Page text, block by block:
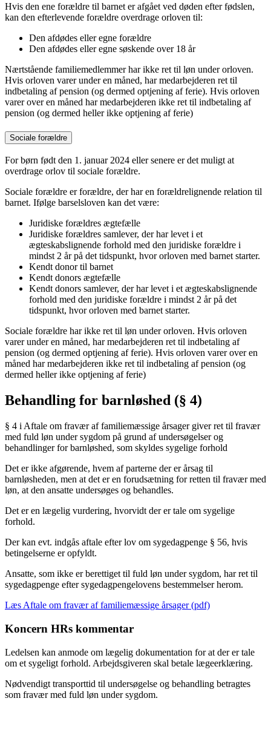
Hvis den ene forældre til barnet er afgået ved døden efter fødslen,
kan den efterlevende forældre overdrage orloven til:
Den afdødes eller egne forældre
Den afdødes eller egne søskende over 18 år
Nærtstående familiemedlemmer har ikke ret til løn under orloven.
Hvis orloven varer under en måned, har medarbejderen ret til
indbetaling af pension (og dermed optjening af ferie). Hvis orloven
varer over en måned har medarbejderen ikke ret til indbetaling af
pension (og dermed heller ikke optjening af ferie)
Sociale forældre
For børn født den 1. januar 2024 eller senere er det muligt at
overdrage orlov til sociale forældre.
Sociale forældre er forældre, der har en forældrelignende relation til
barnet. Ifølge barselsloven kan det være:
Juridiske forældres ægtefælle
Juridiske forældres samlever, der har levet i et
ægteskabslignende forhold med den juridiske forældre i
mindst 2 år på det tidspunkt, hvor orloven med barnet starter.
Kendt donor til barnet
Kendt donors ægtefælle
Kendt donors samlever, der har levet i et ægteskabslignende
forhold med den juridiske forældre i mindst 2 år på det
tidspunkt, hvor orloven med barnet starter.
Sociale forældre har ikke ret til løn under orloven. Hvis orloven
varer under en måned, har medarbejderen ret til indbetaling af
pension (og dermed optjening af ferie). Hvis orloven varer over en
måned har medarbejderen ikke ret til indbetaling af pension (og
dermed heller ikke optjening af ferie)
Behandling for barnløshed (§ 4)
§ 4 i Aftale om fravær af familiemæssige årsager giver ret til fravær
med fuld løn under sygdom på grund af undersøgelser og
behandlinger for barnløshed, som skyldes sygelige forhold
Det er ikke afgørende, hvem af parterne der er årsag til
barnløsheden, men at det er en forudsætning for retten til fravær med
løn, at den ansatte undersøges og behandles.
Det er en lægelig vurdering, hvorvidt der er tale om sygelige
forhold.
Der kan evt. indgås aftale efter lov om sygedagpenge § 56, hvis
betingelserne er opfyldt.
Ansatte, som ikke er berettiget til fuld løn under sygdom, har ret til
sygedagpenge efter sygedagpengelovens bestemmelser herom.
Læs Aftale om fravær af familiemæssige årsager (pdf)
Koncern HRs kommentar
Ledelsen kan anmode om lægelig dokumentation for at der er tale
om et sygeligt forhold. Arbejdsgiveren skal betale lægeerklæring.
Nødvendigt transporttid til undersøgelse og behandling betragtes
som fravær med fuld løn under sygdom.